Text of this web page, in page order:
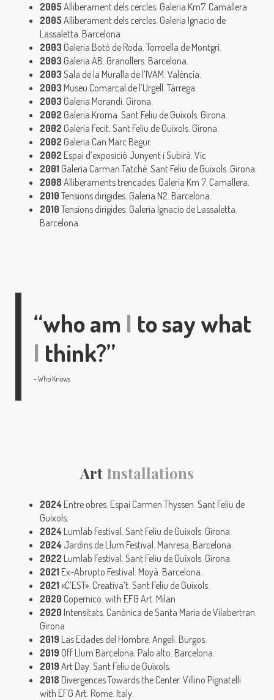
2005 Alliberament dels cercles. Galeria Km7. Camallera.
2005 Alliberament dels cercles. Galeria Ignacio de
Lassaletta. Barcelona.
2003 Galeria Botó de Roda. Torroella de Montgrí.
2003 Galeria AB. Granollers. Barcelona.
2003 Sala de la Muralla de l’IVAM. València.
2003 Museu Comarcal de l’Urgell. Tàrrega.
2003 Galeria Morandi. Girona.
2002 Galeria Kroma. Sant Feliu de Guíxols. Girona.
2002 Galeria Fecit. Sant Feliu de Guíxols. Girona.
2002 Galeria Can Marc Begur.
2002 Espai d’exposició Junyent i Subirà. Vic
2001 Galeria Carman Tatché. Sant Feliu de Guíxols. Girona.
2008 Alliberaments trencades. Galeria Km 7. Camallera.
2010 Tensions dirigides. Galeria N2. Barcelona.
2010 Tensions dirigides. Galeria Ignacio de Lassaletta.
Barcelona.
“who am I to say what
I think?”
Who Knows
Art Installations
2024 Entre obres. Espai Carmen Thyssen. Sant Feliu de
Guíxols.
2024 Lumlab Festival. Sant Feliu de Guíxols. Girona.
2024 Jardins de Llum Festival. Manresa. Barcelona.
2022 Lumlab Festival. Sant Feliu de Guíxols. Girona.
2021 Ex-Abrupto Festival. Moyà. Barcelona.
2021 «C’EST». Creativa’t. Sant Feliu de Guíxols.
2020 Copernico. with EFG Art. Milan
2020 Intensitats. Canònica de Santa Maria de Vilabertran.
Girona
2019 Las Edades del Hombre. Angeli. Burgos.
2019 Off Llum Barcelona. Palo alto. Barcelona.
2019 Art Day. Sant Feliu de Guíxols.
2018 Divergences Towards the Center. Villino Pignatelli
with EFG Art. Rome. Italy.